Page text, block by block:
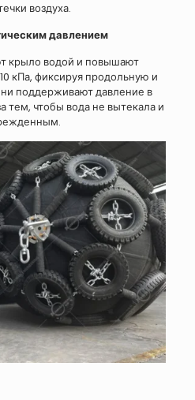
воздуха.
давлением
крыло водой и повышают
кПа, фиксируя продольную и
поддерживают давление в
тем, чтобы вода не вытекала и